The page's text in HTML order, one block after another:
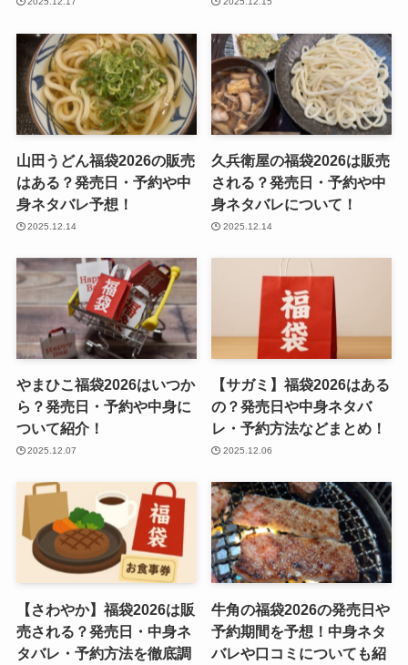
山田うどん福袋2026の販売
はある？発売日・予約や中
身ネタバレ予想！
2025.12.14
久兵衛屋の福袋2026は販売
される？発売日・予約や中
身ネタバレについて！
2025.12.14
やまひこ福袋2026はいつか
ら？発売日・予約や中身に
ついて紹介！
2025.12.07
【サガミ】福袋2026はある
の？発売日や中身ネタバ
レ・予約方法などまとめ！
2025.12.06
【さわやか】福袋2026は販
売される？発売日・中身ネ
タバレ・予約方法を徹底調
牛角の福袋2026の発売日や
予約期間を予想！中身ネタ
バレや口コミについても紹